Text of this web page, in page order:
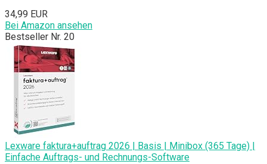
34,99 EUR
Bei Amazon ansehen
Bestseller Nr. 20
Lexware faktura+auftrag 2026 | Basis | Minibox (365 Tage) |
Einfache Auftrags- und Rechnungs-Software